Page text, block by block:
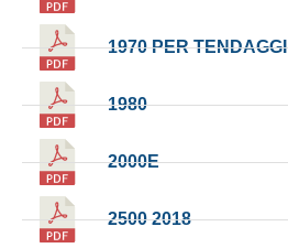
1970 PER TENDAGGI
1980
2000E
2500 2018